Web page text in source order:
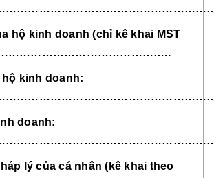
hộ kinh doanh (chỉ kê khai MST
kinh doanh:
doanh:
lý của cá nhân (kê khai theo